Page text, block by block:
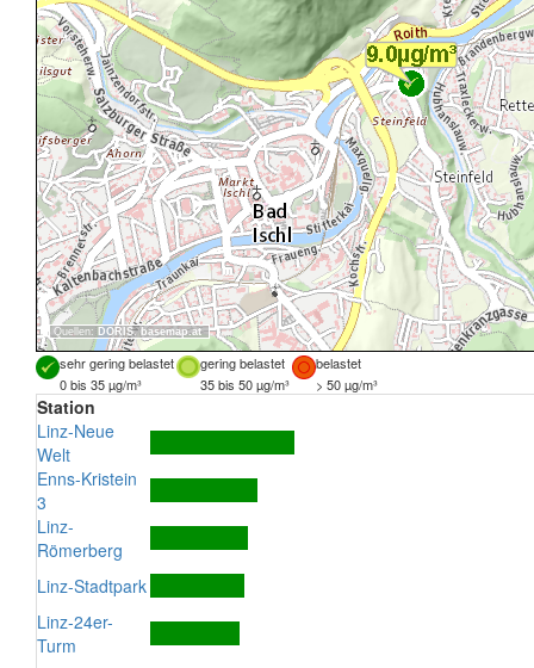
Quellen: DORIS, basemap.at
sehr gering belastet gering belastet
belastet
0 bis 35 µg/m³
35 bis 50 µg/m³ > 50 µg/m³
Station
Linz-Neue
Welt
Enns-Kristein
3
Linz-
Römerberg
Linz-Stadtpark
Linz-24er-
Turm